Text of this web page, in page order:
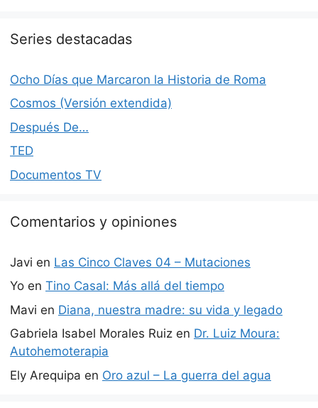
Series destacadas
Ocho Días que Marcaron la Historia de Roma
Cosmos (Versión extendida)
Después De…
TED
Documentos TV
Comentarios y opiniones
Javi en Las Cinco Claves 04 – Mutaciones
Yo en Tino Casal: Más allá del tiempo
Mavi en Diana, nuestra madre: su vida y legado
Gabriela Isabel Morales Ruiz en Dr. Luiz Moura:
Autohemoterapia
Ely Arequipa en Oro azul – La guerra del agua